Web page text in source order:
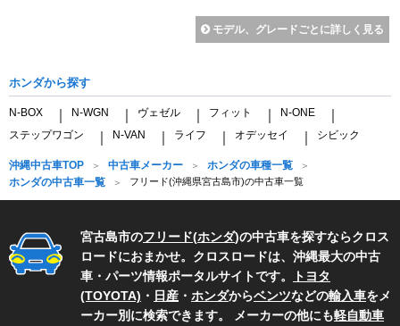
モデル、グレードごとに詳しく見る
ホンダから探す
N-BOX N-WGN ヴェゼル フィット N-ONE
ステップワゴン N-VAN ライフ オデッセイ シビック
沖縄中古車TOP 中古車メーカー
ホンダの車種一覧
ホンダの中古車一覧
フリード(沖縄県宮古島市)の中古車一覧
宮古島市のフリード(ホンダ)の中古車を探すならクロス
ロードにおまかせ。クロスロードは、沖縄最大の中古
車・パーツ情報ポータルサイトです。
トヨタ
(TOYOTA) ・ 日産 ・ ホンダからベンツなどの輸入車をメ
ーカー別に検索できます。 メーカーの他にも軽自動車